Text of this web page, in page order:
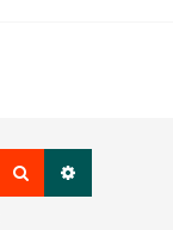
Rechercher